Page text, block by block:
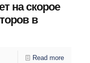
на скорое
в
Read more